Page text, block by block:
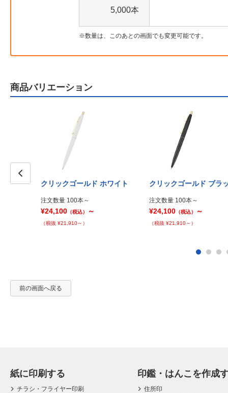
5,000本
数量は、このあとの画面でも変更可能です。
商品バリエーション
クリックゴールド ホワイト
注文数量 100本～
¥24,100 （税込） ～
（税抜 ¥21,910～）
クリックゴールド ブラ
注文数量 100本～
¥24,100 （税込） ～
（税抜 ¥21,910～）
前の画面へ戻る
紙に印刷する
チラシ・フライヤー印刷
印鑑・はんこを作成
住所印